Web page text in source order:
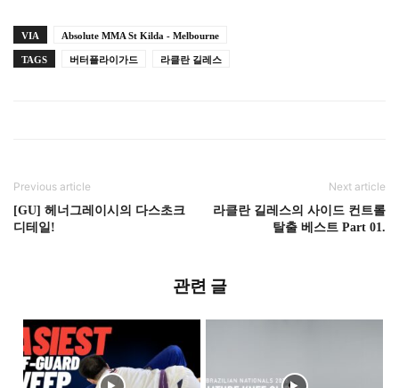
VIA Absolute MMA St Kilda - Melbourne
TAGS 버터플라이가드 라클란 길레스
Previous article
[GU] 헤너그레이시의 다스초크
디테일!
Next article
라클란 길레스의 사이드 컨트롤
탈출 베스트 Part 01.
관련 글